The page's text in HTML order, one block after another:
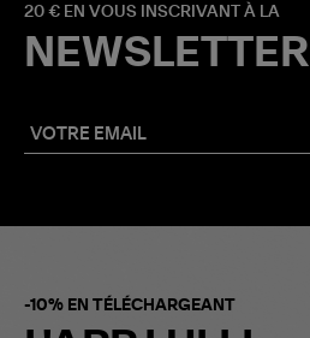
20 € EN VOUS INSCRIVANT À LA
NEWSLETTER
-10% EN TÉLÉCHARGEANT